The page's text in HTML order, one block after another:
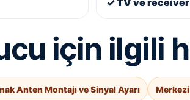
✓ TV ve
için ilgili
Anten Montajı ve Sinyal Ayarı Merkezi